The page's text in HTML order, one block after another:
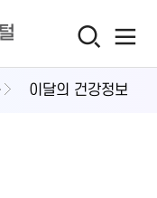
이달의 건강정보